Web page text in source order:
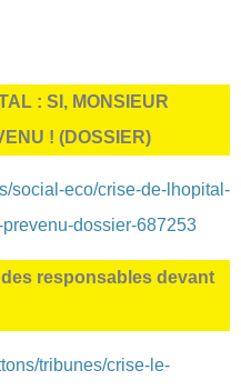
: SI, MONSIEUR
! (DOSSIER)
social-eco/crise-de-lhopital-
dossier-687253
responsables devant
tribunes/crise-le-